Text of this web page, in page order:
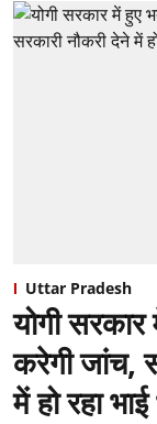
Uttar Pradesh
योगी सरकार
करेगी जांच,
में हो रहा